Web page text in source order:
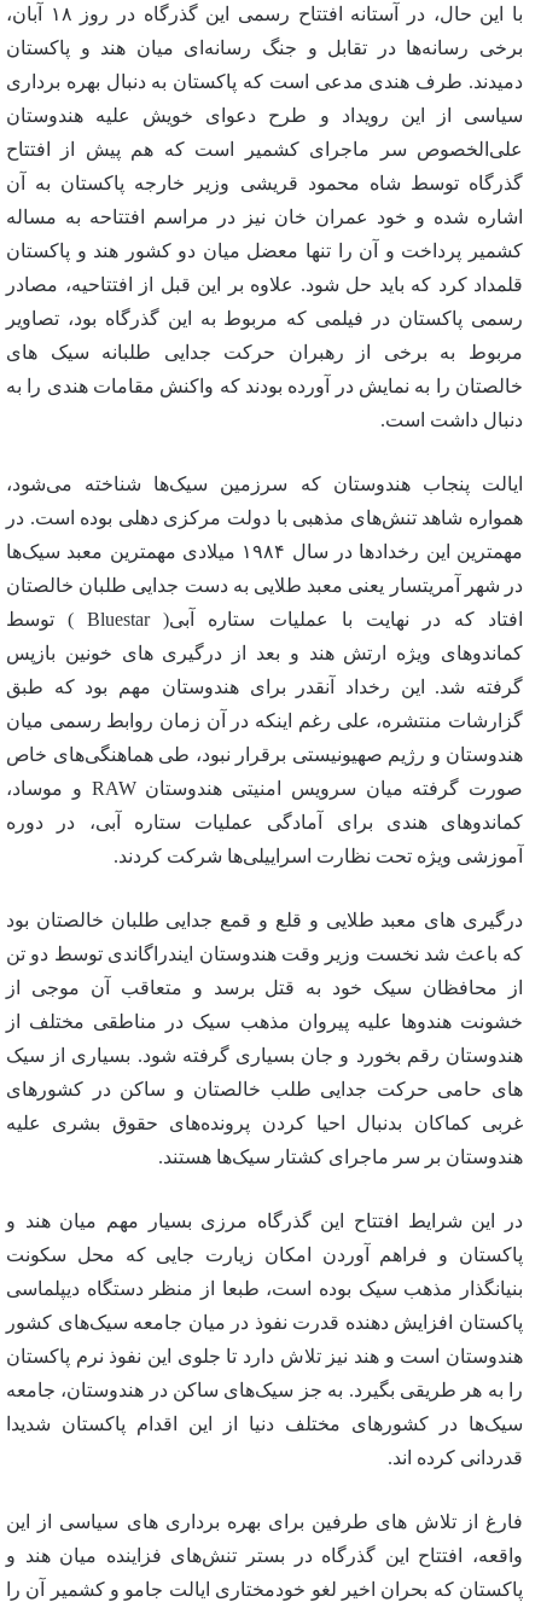
با این حال، در آستانه افتتاح رسمی این گذرگاه در روز ۱۸ آبان،
برخی رسانه‌ها در تقابل و جنگ رسانه‌ای میان هند و پاکستان
دمیدند. طرف هندی مدعی است که پاکستان به دنبال بهره برداری
سیاسی از این رویداد و طرح دعوای خویش علیه هندوستان
علی‌الخصوص سر ماجرای کشمیر است که هم پیش از افتتاح
گذرگاه توسط شاه محمود قریشی وزیر خارجه پاکستان به آن
اشاره شده و خود عمران خان نیز در مراسم افتتاحه به مساله
کشمیر پرداخت و آن را تنها معضل میان دو کشور هند و پاکستان
قلمداد کرد که باید حل شود. علاوه بر این قبل از افتتاحیه، مصادر
رسمی پاکستان در فیلمی که مربوط به این گذرگاه بود، تصاویر
مربوط به برخی از رهبران حرکت جدایی طلبانه سیک های
خالصتان را به نمایش در آورده بودند که واکنش مقامات هندی را به
دنبال داشت است.
ایالت پنجاب هندوستان که سرزمین سیک‌ها شناخته می‌شود،
همواره شاهد تنش‌های مذهبی با دولت مرکزی دهلی بوده است. در
مهمترین این رخدادها در سال ۱۹۸۴ میلادی مهمترین معبد سیک‌ها
در شهر آمریتسار یعنی معبد طلایی به دست جدایی طلبان خالصتان
افتاد که در نهایت با عملیات ستاره آبی( Bluestar ) توسط
کماندوهای ویژه ارتش هند و بعد از درگیری های خونین بازپس
گرفته شد. این رخداد آنقدر برای هندوستان مهم بود که طبق
گزارشات منتشره، علی رغم اینکه در آن زمان روابط رسمی میان
هندوستان و رژیم صهیونیستی برقرار نبود، طی هماهنگی‌های خاص
صورت گرفته میان سرویس امنیتی هندوستان RAW و موساد،
کماندوهای هندی برای آمادگی عملیات ستاره آبی، در دوره
آموزشی ویژه تحت نظارت اسراییلی‌ها شرکت کردند.
درگیری های معبد طلایی و قلع و قمع جدایی طلبان خالصتان بود
که باعث شد نخست وزیر وقت هندوستان ایندراگاندی توسط دو تن
از محافظان سیک خود به قتل برسد و متعاقب آن موجی از
خشونت هندوها علیه پیروان مذهب سیک در مناطقی مختلف از
هندوستان رقم بخورد و جان بسیاری گرفته شود. بسیاری از سیک
های حامی حرکت جدایی طلب خالصتان و ساکن در کشورهای
غربی کماکان بدنبال احیا کردن پرونده‌های حقوق بشری علیه
هندوستان بر سر ماجرای کشتار سیک‌ها هستند.
در این شرایط افتتاح این گذرگاه مرزی بسیار مهم میان هند و
پاکستان و فراهم آوردن امکان زیارت جایی که محل سکونت
بنیانگذار مذهب سیک بوده است، طبعا از منظر دستگاه دیپلماسی
پاکستان افزایش دهنده قدرت نفوذ در میان جامعه سیک‌های کشور
هندوستان است و هند نیز تلاش دارد تا جلوی این نفوذ نرم پاکستان
را به هر طریقی بگیرد. به جز سیک‌های ساکن در هندوستان، جامعه
سیک‌ها در کشورهای مختلف دنیا از این اقدام پاکستان شدیدا
قدردانی کرده اند.
فارغ از تلاش های طرفین برای بهره برداری های سیاسی از این
واقعه، افتتاح این گذرگاه در بستر تنش‌های فزاینده میان هند و
پاکستان که بحران اخیر لغو خودمختاری ایالت جامو و کشمیر آن را